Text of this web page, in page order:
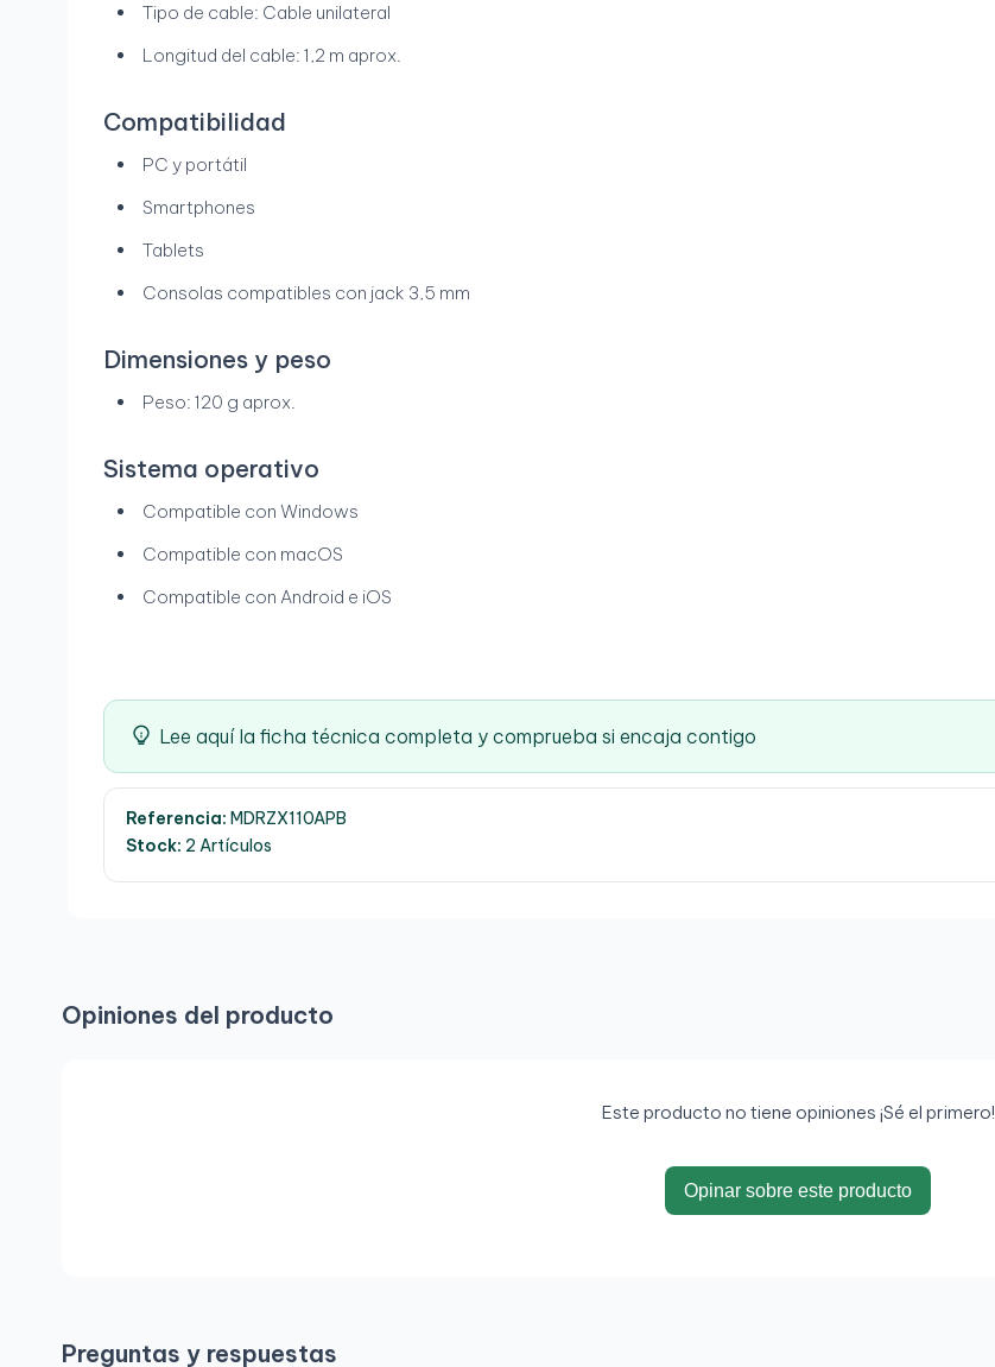
Tipo de cable: Cable unilateral
Longitud del cable: 1,2 m aprox.
Compatibilidad
PC y portátil
Smartphones
Tablets
Consolas compatibles con jack 3,5 mm
Dimensiones y peso
Peso: 120 g aprox.
Sistema operativo
Compatible con Windows
Compatible con macOS
Compatible con Android e iOS
Lee aquí la ficha técnica completa y comprueba si encaja contigo
Referencia: MDRZX110APB
Stock: 2 Artículos
Opiniones del producto
Este producto no tiene opiniones ¡Sé el primero!
Opinar sobre este producto
Preguntas y respuestas